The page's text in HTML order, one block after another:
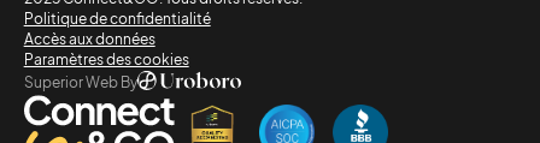
Politique de confidentialité
Accès aux données
Paramètres des cookies
Superior Web By